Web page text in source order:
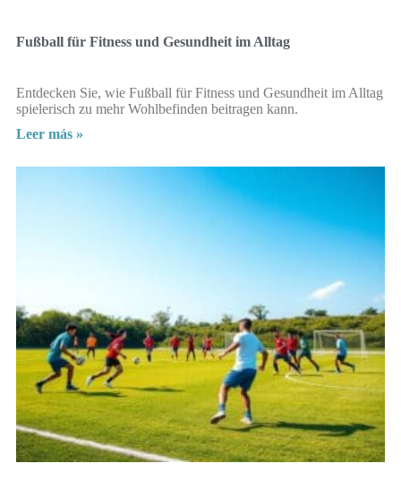
Fußball für Fitness und Gesundheit im Alltag
Entdecken Sie, wie Fußball für Fitness und Gesundheit im Alltag
spielerisch zu mehr Wohlbefinden beitragen kann.
Leer más »